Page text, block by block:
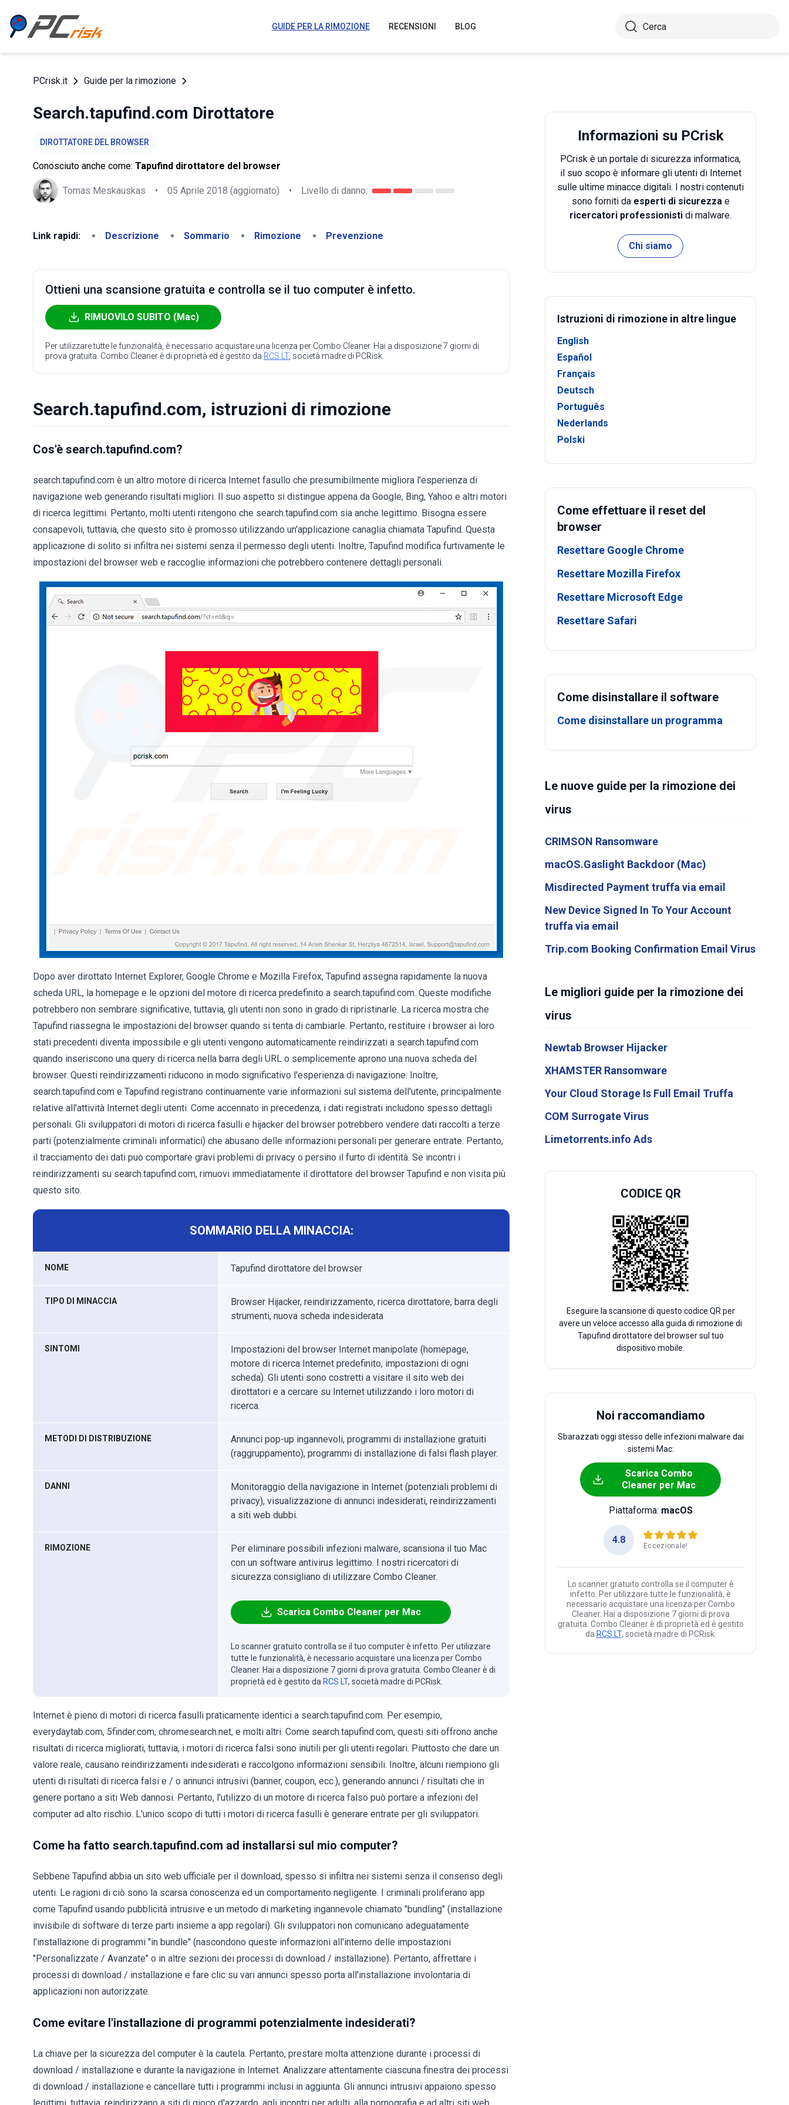
GUIDE PER LA RIMOZIONE RECENSIONI BLOG
PCrisk.it Guide per la rimozione
Search.tapufind.com Dirottatore
DIROTTATORE DEL BROWSER
Conosciuto anche come: Tapufind dirottatore del browser
Tomas Meskauskas • 05 Aprile 2018 (aggiornato) • Livello di danno:
Link rapidi: Descrizione Sommario Rimozione Prevenzione
Ottieni una scansione gratuita e controlla se il tuo computer è infetto.
RIMUOVILO SUBITO (Mac)
Per utilizzare tutte le funzionalità, è necessario acquistare una licenza per Combo Cleaner. Hai a disposizione 7 giorni di
prova gratuita. Combo Cleaner è di proprietà ed è gestito da RCS LT, società madre di PCRisk.
Search.tapufind.com, istruzioni di rimozione
Cos'è search.tapufind.com?
search.tapufind.com è un altro motore di ricerca Internet fasullo che presumibilmente migliora l'esperienza di
navigazione web generando risultati migliori. Il suo aspetto si distingue appena da Google, Bing, Yahoo e altri motori
di ricerca legittimi. Pertanto, molti utenti ritengono che search.tapufind.com sia anche legittimo. Bisogna essere
consapevoli, tuttavia, che questo sito è promosso utilizzando un'applicazione canaglia chiamata Tapufind. Questa
applicazione di solito si infiltra nei sistemi senza il permesso degli utenti. Inoltre, Tapufind modifica furtivamente le
impostazioni del browser web e raccoglie informazioni che potrebbero contenere dettagli personali.
Dopo aver dirottato Internet Explorer, Google Chrome e Mozilla Firefox, Tapufind assegna rapidamente la nuova
scheda URL, la homepage e le opzioni del motore di ricerca predefinito a search.tapufind.com. Queste modifiche
potrebbero non sembrare significative, tuttavia, gli utenti non sono in grado di ripristinarle. La ricerca mostra che
Tapufind riassegna le impostazioni del browser quando si tenta di cambiarle. Pertanto, restituire i browser ai loro
stati precedenti diventa impossibile e gli utenti vengono automaticamente reindirizzati a search.tapufind.com
quando inseriscono una query di ricerca nella barra degli URL o semplicemente aprono una nuova scheda del
browser. Questi reindirizzamenti riducono in modo significativo l'esperienza di navigazione. Inoltre,
search.tapufind.com e Tapufind registrano continuamente varie informazioni sul sistema dell'utente, principalmente
relative all'attività Internet degli utenti. Come accennato in precedenza, i dati registrati includono spesso dettagli
personali. Gli sviluppatori di motori di ricerca fasulli e hijacker del browser potrebbero vendere dati raccolti a terze
parti (potenzialmente criminali informatici) che abusano delle informazioni personali per generare entrate. Pertanto,
il tracciamento dei dati può comportare gravi problemi di privacy o persino il furto di identità. Se incontri i
reindirizzamenti su search.tapufind.com, rimuovi immediatamente il dirottatore del browser Tapufind e non visita più
questo sito.
SOMMARIO DELLA MINACCIA:
NOME Tapufind dirottatore del browser
TIPO DI MINACCIA
Browser Hijacker, reindirizzamento, ricerca dirottatore, barra degli
strumenti, nuova scheda indesiderata
SINTOMI
Impostazioni del browser Internet manipolate (homepage,
motore di ricerca Internet predefinito, impostazioni di ogni
scheda). Gli utenti sono costretti a visitare il sito web dei
dirottatori e a cercare su Internet utilizzando i loro motori di
ricerca.
METODI DI DISTRIBUZIONE
Annunci pop-up ingannevoli, programmi di installazione gratuiti
(raggruppamento), programmi di installazione di falsi flash player.
DANNI
Monitoraggio della navigazione in Internet (potenziali problemi di
privacy), visualizzazione di annunci indesiderati, reindirizzamenti
a siti web dubbi.
RIMOZIONE
Per eliminare possibili infezioni malware, scansiona il tuo Mac
con un software antivirus legittimo. I nostri ricercatori di
sicurezza consigliano di utilizzare Combo Cleaner.
Scarica Combo Cleaner per Mac
Lo scanner gratuito controlla se il tuo computer è infetto. Per utilizzare
tutte le funzionalità, è necessario acquistare una licenza per Combo
Cleaner. Hai a disposizione 7 giorni di prova gratuita. Combo Cleaner è di
proprietà ed è gestito da RCS LT, società madre di PCRisk.
Internet è pieno di motori di ricerca fasulli praticamente identici a search.tapufind.com. Per esempio,
everydaytab.com, 5finder.com, chromesearch.net, e molti altri. Come search.tapufind.com, questi siti offrono anche
risultati di ricerca migliorati, tuttavia, i motori di ricerca falsi sono inutili per gli utenti regolari. Piuttosto che dare un
valore reale, causano reindirizzamenti indesiderati e raccolgono informazioni sensibili. Inoltre, alcuni riempiono gli
utenti di risultati di ricerca falsi e / o annunci intrusivi (banner, coupon, ecc.), generando annunci / risultati che in
genere portano a siti Web dannosi. Pertanto, l'utilizzo di un motore di ricerca falso può portare a infezioni del
computer ad alto rischio. L'unico scopo di tutti i motori di ricerca fasulli è generare entrate per gli sviluppatori.
Come ha fatto search.tapufind.com ad installarsi sul mio computer?
Sebbene Tapufind abbia un sito web ufficiale per il download, spesso si infiltra nei sistemi senza il consenso degli
utenti. Le ragioni di ciò sono la scarsa conoscenza ed un comportamento negligente. I criminali proliferano app
come Tapufind usando pubblicità intrusive e un metodo di marketing ingannevole chiamato "bundling" (installazione
invisibile di software di terze parti insieme a app regolari). Gli sviluppatori non comunicano adeguatamente
l'installazione di programmi "in bundle" (nascondono queste informazioni all'interno delle impostazioni
"Personalizzate / Avanzate" o in altre sezioni dei processi di download / installazione). Pertanto, affrettare i
processi di download / installazione e fare clic su vari annunci spesso porta all'installazione involontaria di
applicazioni non autorizzate.
Come evitare l'installazione di programmi potenzialmente indesiderati?
La chiave per la sicurezza del computer è la cautela. Pertanto, prestare molta attenzione durante i processi di
download / installazione e durante la navigazione in Internet. Analizzare attentamente ciascuna finestra dei processi
di download / installazione e cancellare tutti i programmi inclusi in aggiunta. Gli annunci intrusivi appaiono spesso
Informazioni su PCrisk
PCrisk è un portale di sicurezza informatica,
il suo scopo è informare gli utenti di Internet
sulle ultime minacce digitali. I nostri contenuti
sono forniti da esperti di sicurezzae
ricercatori professionisti di malware.
Chi siamo
Istruzioni di rimozione in altre lingue
English
Español
Français
Deutsch
Português
Nederlands
Polski
Come effettuare il reset del
browser
Resettare Google Chrome
Resettare Mozilla Firefox
Resettare Microsoft Edge
Resettare Safari
Come disinstallare il software
Come disinstallare un programma
Le nuove guide per la rimozione dei
virus
CRIMSON Ransomware
macOS.Gaslight Backdoor (Mac)
Misdirected Payment truffa via email
New Device Signed In To Your Account
truffa via email
Trip.com Booking Confirmation Email Virus
Le migliori guide per la rimozione dei
virus
Newtab Browser Hijacker
XHAMSTER Ransomware
Your Cloud Storage Is Full Email Truffa
COM Surrogate Virus
Limetorrents.info Ads
CODICE QR
Eseguire la scansione di questo codice QR per
avere un veloce accesso alla guida di rimozione di
Tapufind dirottatore del browser sul tuo
dispositivo mobile.
Noi raccomandiamo
Sbarazzati oggi stesso delle infezioni malware dai
sistemi Mac:
Scarica Combo
Cleaner per Mac
Piattaforma: macOS
4.8
Eccezionale!
Lo scanner gratuito controlla se il computer è
infetto. Per utilizzare tutte le funzionalità, è
necessario acquistare una licenza per Combo
Cleaner. Hai a disposizione 7 giorni di prova
gratuita. Combo Cleaner è di proprietà ed è gestito
da RCS LT, società madre di PCRisk.